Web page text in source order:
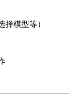
择模型等）